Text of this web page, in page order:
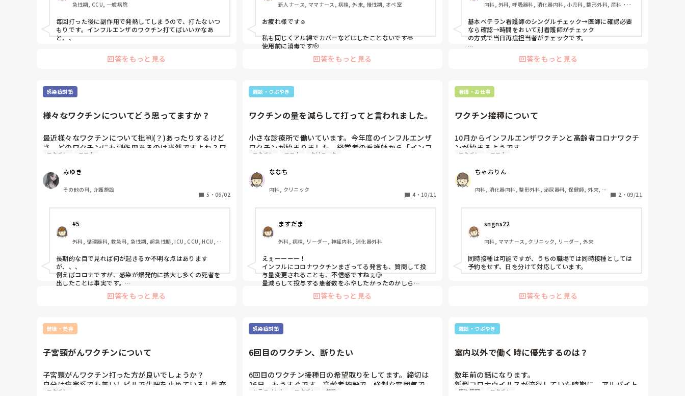
急性期, CCU, 一般病院
毎回打った後に副作用で発熱してしまうので、打たないつ
もりです。インフルエンザのワクチン打てばいいかなあ
と、、
回答をもっと見る
新人ナース, ママナース, 病棟, 外来, 慢性期, オペ室
お疲れ様です☺️
私も同じくアル綿でカバーなどはしたことないです🫶
使用前に消毒です🫡
回答をもっと見る
内科, 外科, 呼吸器科, 消化器内科, 小児科, 整形外科, 産科・婦
期, 超急性期, ICU, CCU, HCU, プリセプター, 病棟, リーダー,
神経内科, 脳神経外科, GCU, 消化器外科, 一般病院, 大学病院,
慢性期, 終末期, オペ室
基本ベテラン看護師のシングルチェック→医師に確認必要
なら確認→時間をおいて別看護師がチェック
の方式で当日再度担当者がチェックです。
小児の定期ワクチンは医師が施注
単発のインフルエンザは看護師が施注
医師がしている間に看護師が出来ること全てしています。
看護師全員ができるよう教育しています。
回答をもっと見る
感染症対策
様々なワクチンについてどう思ってますか？
最近様々なワクチンについて批判(？)あったりするけど
さ、どのワクチンにも副作用あるのは当然ですよね？ワ
軽くなったり、人によっては接種しても重症化する場合
もある訳で…。(例えば、コロナワクチン、HIVなど)
なら聞くけど、インフルエンザワクチン接種した時何と
も思わなかったのかな？って逆に疑問に思う。
皆さんなら様々なワクチンについてどう思ってますか？
ワクチン コロナ
みゆき
その他の科, 介護施設
5 ・ 06/02
#5
外科, 循環器科, 救急科, 急性期, 超急性期, ICU, CCU, HCU, プ
長期的な目で見れば何が起きるか不明な点はあります
が、、、
例えばコロナですが、感染が爆発的に拡大し多くの死者を
出したことは事実です。
防ぐ方法があるのに、それをしないのはどうなのかな、と
個人的な意見です。 回答をもっと見る
雑談・つぶやき
ワクチンの量を減らして打ってと言われました。
小さな診療所で働いています。今年度のインフルエンザ
ワクチンが始まりました。経営者の看護師から「インフ
だから副反応が出やすいので、0.4mlに減らして注射し
てと、言われました。私は医師が知っているのか？患者
さんに説明してるのかと尋ねました。数時間後、0.5ml
で良いですと変更されました。
こんな医療機関ってどう思われますか？
ワクチン コロナ クリニック
ななち
内科, クリニック
4 ・ 10/21
ますだま
外科, 病棟, リーダー, 神経内科, 消化器外科
えぇーーーー！
インフルにコロナワクチンまざってる発言も、質問して投
与量変更されることも、不信感ですねぇ🥲︎
量減らして投与する患者数をふやしたかったのかしら…
回答をもっと見る
看護・お仕事
ワクチン接種について
10月からインフルエンザワクチンと高齢者コロナワクチ
ンが始まるようです。
ていません。ワクチンのインシデントを防ぐために職場
で取り組んでることがあれば教えていただきたいです。
ワクチン コロナ
ちゃおりん
内科, 消化器内科, 整形外科, 泌尿器科, 保健師, 外来, 一
2 ・ 09/21
sngns22
内科, ママナース, クリニック, リーダー, 外来
同時接種は可能ですが、うちの職場では同時接種としては
予約をせず、日を分けて対応しています。
回答をもっと見る
健康・美容
子宮頸がんワクチンについて
子宮頸がんワクチン打った方が良いでしょうか？
自分は癌家系でも無いしピルで生理を止めているし性交
ワクチン
感染症対策
6回目のワクチン、断りたい
6回目のワクチン接種日の希望取りをしてます。締切は
26日、もうすぐです。高齢者施設で、強制な雰囲気で
ハラスメント ワクチン 施設
雑談・つぶやき
室内以外で働く時に優先するのは？
数年前の話になります。
新型コロナウイルスが流行していた時期に、アルバイト
感染管理 ワクチン